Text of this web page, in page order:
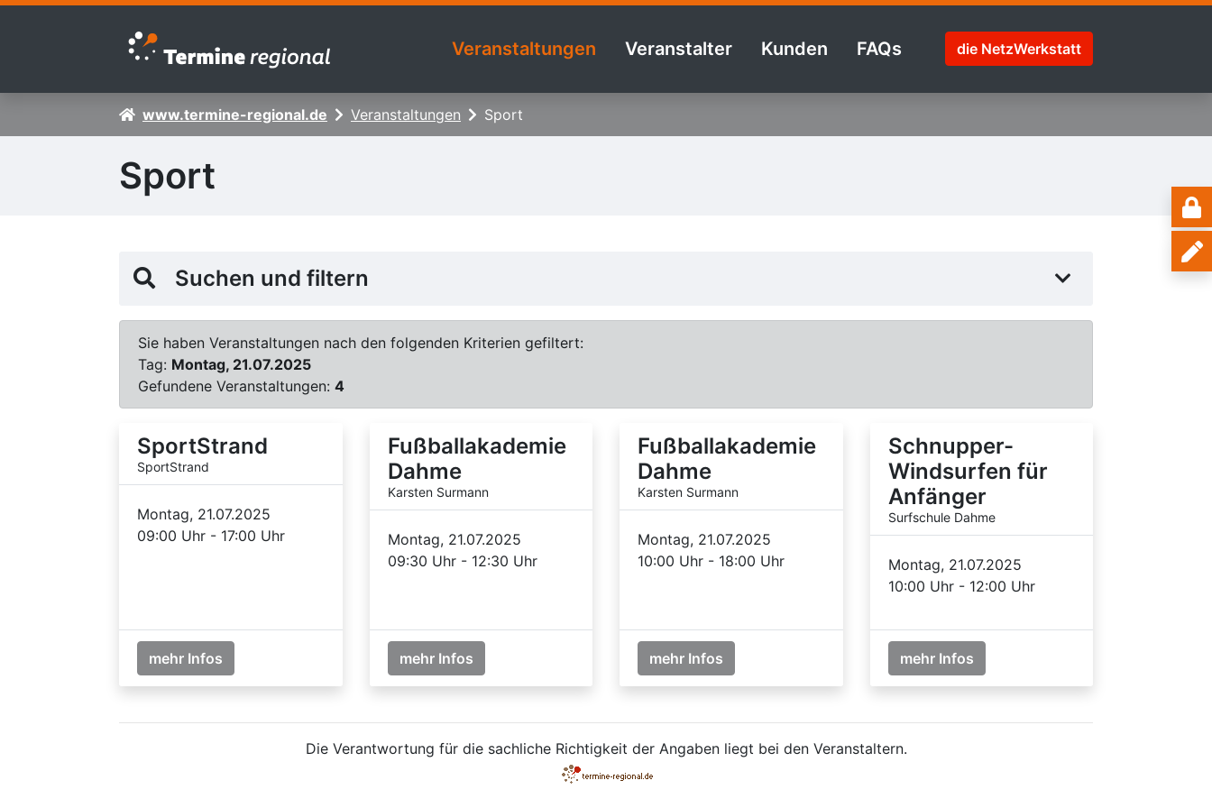
Zur Navigation springen
Zum Inhalt springen
Veranstaltungen Veranstalter Kunden FAQs die NetzWerkstatt
www.termine-regional.de Veranstaltungen Sport
Sport
Suchen und filtern
Sie haben Veranstaltungen nach den folgenden Kriterien gefiltert:
Tag: Montag, 21.07.2025
Gefundene Veranstaltungen: 4
SportStrand
SportStrand
Montag, 21.07.2025
09:00 Uhr - 17:00 Uhr
mehr Infos
Fußballakademie
Dahme
Karsten Surmann
Montag, 21.07.2025
09:30 Uhr - 12:30 Uhr
mehr Infos
Fußballakademie
Dahme
Karsten Surmann
Montag, 21.07.2025
10:00 Uhr - 18:00 Uhr
mehr Infos
Schnupper-
Windsurfen für
Anfänger
Surfschule Dahme
Montag, 21.07.2025
10:00 Uhr - 12:00 Uhr
mehr Infos
Die Verantwortung für die sachliche Richtigkeit der Angaben liegt bei den Veranstaltern.